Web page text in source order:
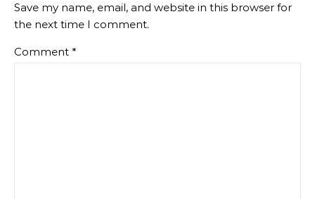
Save my name, email, and website in this browser for
the next time I comment.
Comment *